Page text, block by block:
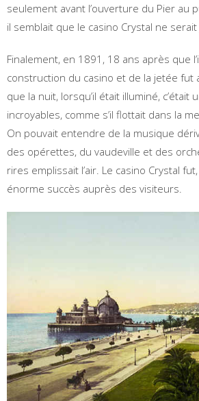
seulement avant l’ouverture du Pier au
il semblait que le casino Crystal ne serait
Finalement, en 1891, 18 ans après que
construction du casino et de la jetée fut
que la nuit, lorsqu’il était illuminé, c’était
incroyables, comme s’il flottait dans la
On pouvait entendre de la musique
des opérettes, du vaudeville et des
rires emplissait l’air. Le casino Crystal
énorme succès auprès des visiteurs.